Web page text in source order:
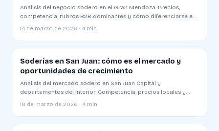
Análisis del negocio sodero en el Gran Mendoza. Precios,
competencia, rubros B2B dominantes y cómo diferenciarse en
una plaza competitiva
14 de marzo de 2026 · 4 min
Soderías en San Juan: cómo es el mercado y
oportunidades de crecimiento
Análisis del mercado sodero en San Juan Capital y
departamentos del interior. Competencia, precios locales y
estrategias para operar en Cuyo
10 de marzo de 2026 · 4 min